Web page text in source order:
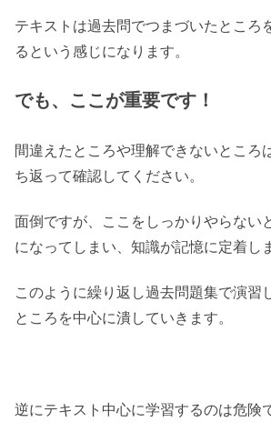
テキストは過去問でつまづいたところ
るという感じになります。
でも、ここが重要です！
間違えたところや理解できないところ
ち返って確認してください。
面倒ですが、ここをしっかりやらない
になってしまい、知識が記憶に定着し
このように繰り返し過去問題集で演習
ところを中心に潰していきます。
逆にテキスト中心に学習するのは危険